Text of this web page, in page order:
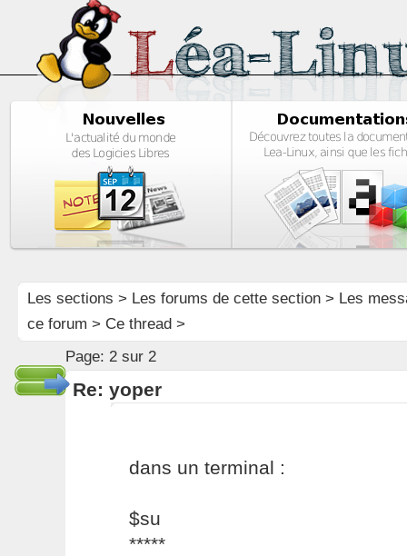
Les sections > Les forums de cette section> Les
ce forum > Ce thread >
Page: 2 sur 2
Re: yoper
dans un terminal :
$su
*****